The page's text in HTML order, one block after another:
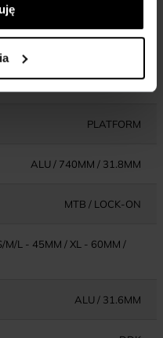
-
PLATFORM
ALU / 740MM / 31.8MM
MTB / LOCK-ON
M/L - 45MM / XL - 60MM /
ALU / 31.6MM